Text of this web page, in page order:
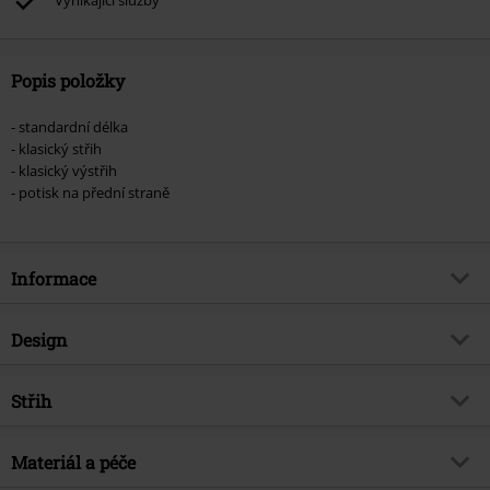
Popis položky
- standardní délka
- klasický střih
- klasický výstřih
- potisk na přední straně
Informace
Zboží č.
Hudební žánr
Licence
Design
Typ výrobku
Vytištěno
Střih
Střih/vrchní díl
Materiál a péče